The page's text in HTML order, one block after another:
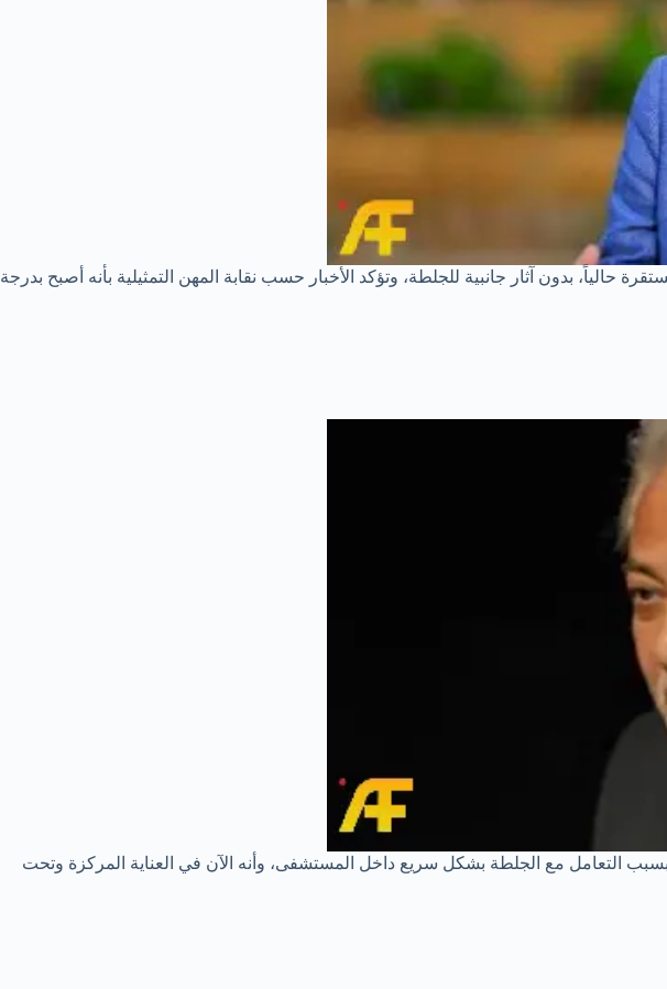
حالياً، بدون آثار جانبية للجلطة، وتؤكد الأخبار حسب نقابة المهن التمثيلية بأنه أصبح بدرجة
التعامل مع الجلطة بشكل سريع داخل المستشفى، وأنه الآن في العناية المركزة وتحت